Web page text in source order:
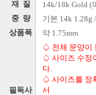
재 질 14k/18k Gold (
중 량 기본 14k 1.28g
상품폭 약 1.75mm
필독사
♤ 전체 문양이
♤ 사이즈 수정
다.
♤ 사이즈를 정
서